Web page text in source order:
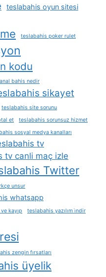
teslabahis oyun sitesi
teslabahis poker rulet
kodu
bahis nedir
sikayet
teslabahis site sorunu
et teslabahis sorunsuz hizmet
sosyal medya kanalları
tv
tv canli maç izle
Twitter
unsur
whatsapp
kayıp teslabahis yazılım i̇ndir
zengin fırsatları
üyelik